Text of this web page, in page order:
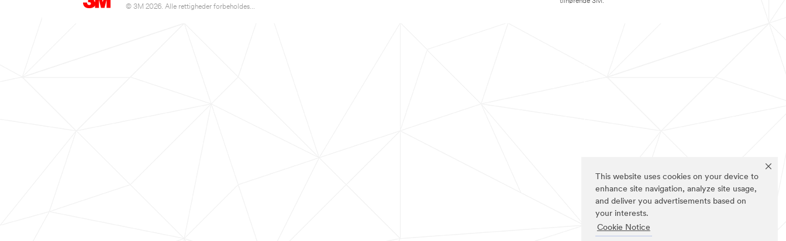
This website uses cookies on your device to
enhance site navigation, analyze site usage,
and deliver you advertisements based on
your interests.
Cookie Notice
© 3M 2026. Alle rettigheder forbeholdes...